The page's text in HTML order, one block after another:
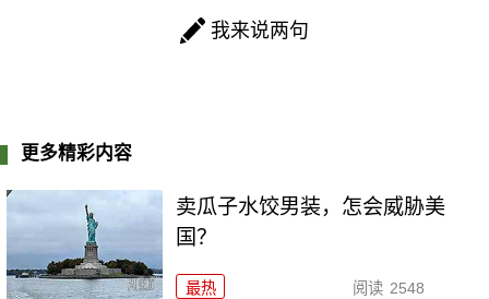
我来说两句
更多精彩内容
卖瓜子水饺男装，怎会威胁美
国？
最热 阅读 2548